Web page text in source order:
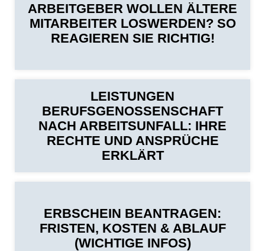
ARBEITGEBER WOLLEN ÄLTERE
MITARBEITER LOSWERDEN? SO
REAGIEREN SIE RICHTIG!
LEISTUNGEN
BERUFSGENOSSENSCHAFT
NACH ARBEITSUNFALL: IHRE
RECHTE UND ANSPRÜCHE
ERKLÄRT
ERBSCHEIN BEANTRAGEN:
FRISTEN, KOSTEN & ABLAUF
(WICHTIGE INFOS)